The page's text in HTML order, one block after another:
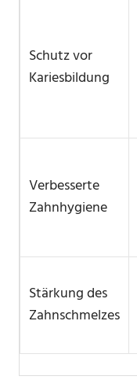
Schutz vor
Kariesbildung
Verbesserte
Zahnhygiene
Stärkung des
Zahnschmelzes